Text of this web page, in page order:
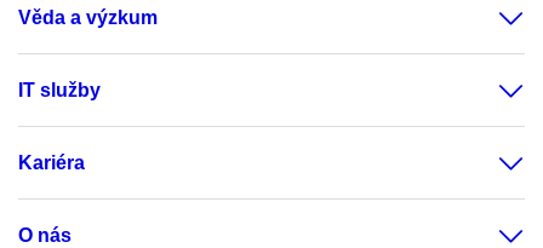
Věda a výzkum
IT služby
Kariéra
O nás